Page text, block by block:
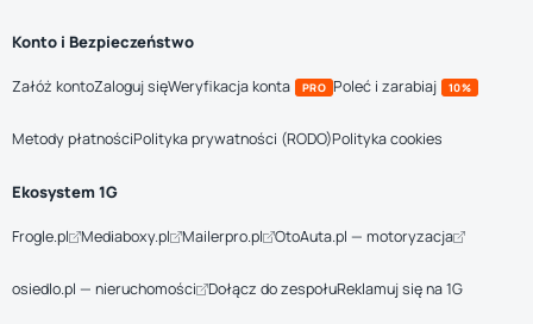
Konto i Bezpieczeństwo
Załóż kontoZaloguj sięWeryfikacja konta PRO Poleć i zarabiaj 10%
Metody płatnościPolityka prywatności (RODO)Polityka cookies
Ekosystem 1G
Frogle.pl Mediaboxy.pl Mailerpro.pl OtoAuta.pl — motoryzacja
osiedlo.pl — nieruchomości Dołącz do zespołuReklamuj się na 1G